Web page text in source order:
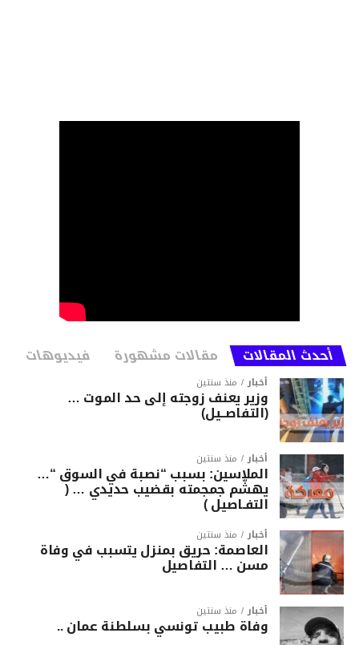
أحدث المقالات مقالات مشهورة فيديوهات
أخبار منذ سنتين
وزير يعنف زوجته إلى حد الموت …
(التفاصــيل)
أخبار منذ سنتين
الملاسين: بسبب “نصبة في السوق “…
يهشّم جمجمته بقضيب حديدي … (
التفـاصيل )
أخبار منذ سنتين
العاصمة: حريق بمنزل يتسبب في وفاة
مسن … التفاصيل
أخبار منذ سنتين
وفاة طبيب تونسي بسلطنة عمان ..